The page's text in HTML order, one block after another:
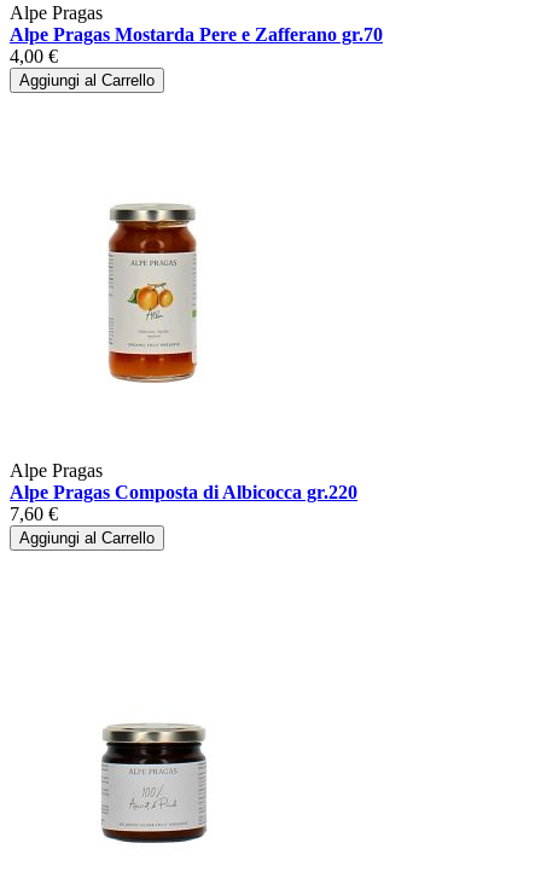
Alpe Pragas
Alpe Pragas Mostarda Pere e Zafferano gr.70
4,00 €
Aggiungi al Carrello
Alpe Pragas
Alpe Pragas Composta di Albicocca gr.220
7,60 €
Aggiungi al Carrello